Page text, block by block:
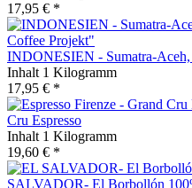
17,95 € *
INDONESIEN - Sumatra-
Inhalt 1 Kilogramm
17,95 € *
Cru Espresso
Inhalt 1 Kilogramm
19,60 € *
SALVADOR- El Borbollón